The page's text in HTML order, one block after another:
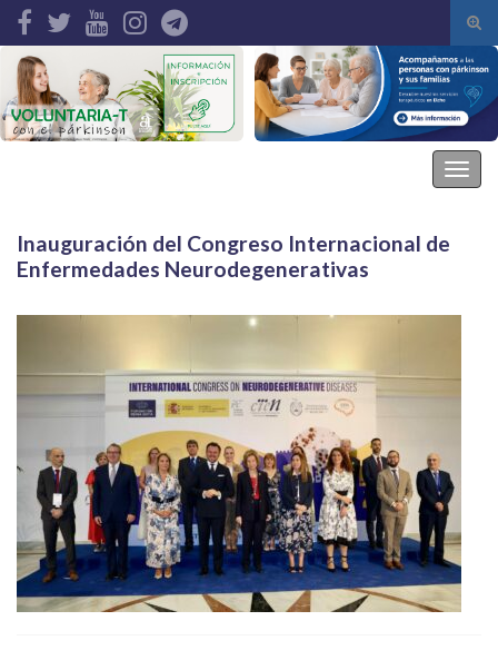
de
Search for:
Inauguración del Congreso Internacional de
Enfermedades Neurodegenerativas